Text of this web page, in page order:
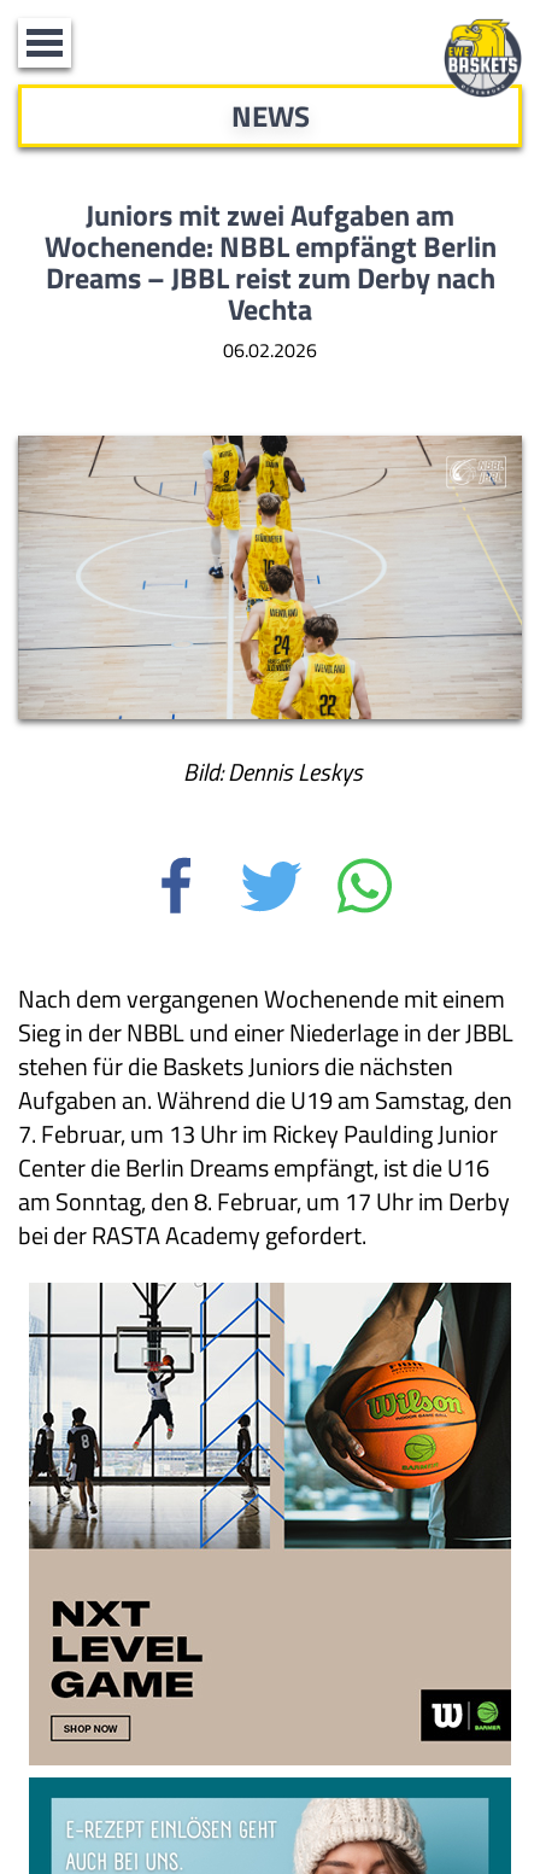
Toggle
navigation
NEWS
Juniors mit zwei Aufgaben am
Wochenende:NBBL empfängt Berlin
Dreams – JBBL reist zum Derby nach
Vechta
06.02.2026
Bild: Dennis Leskys
Nach dem vergangenen Wochenende mit einem
Sieg in der NBBL und einer Niederlage in der JBBL
stehen für die Baskets Juniors die nächsten
Aufgaben an. Während die U19 am Samstag, den
7. Februar, um 13 Uhr im Rickey Paulding Junior
Center die Berlin Dreams empfängt, ist die U16
am Sonntag, den 8. Februar, um 17 Uhr im Derby
bei der RASTA Academy gefordert.